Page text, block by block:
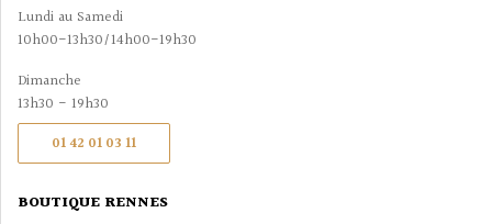
Lundi au Samedi
10h00-13h30/14h00-19h30
Dimanche
13h30 - 19h30
01 42 01 03 11
BOUTIQUE RENNES